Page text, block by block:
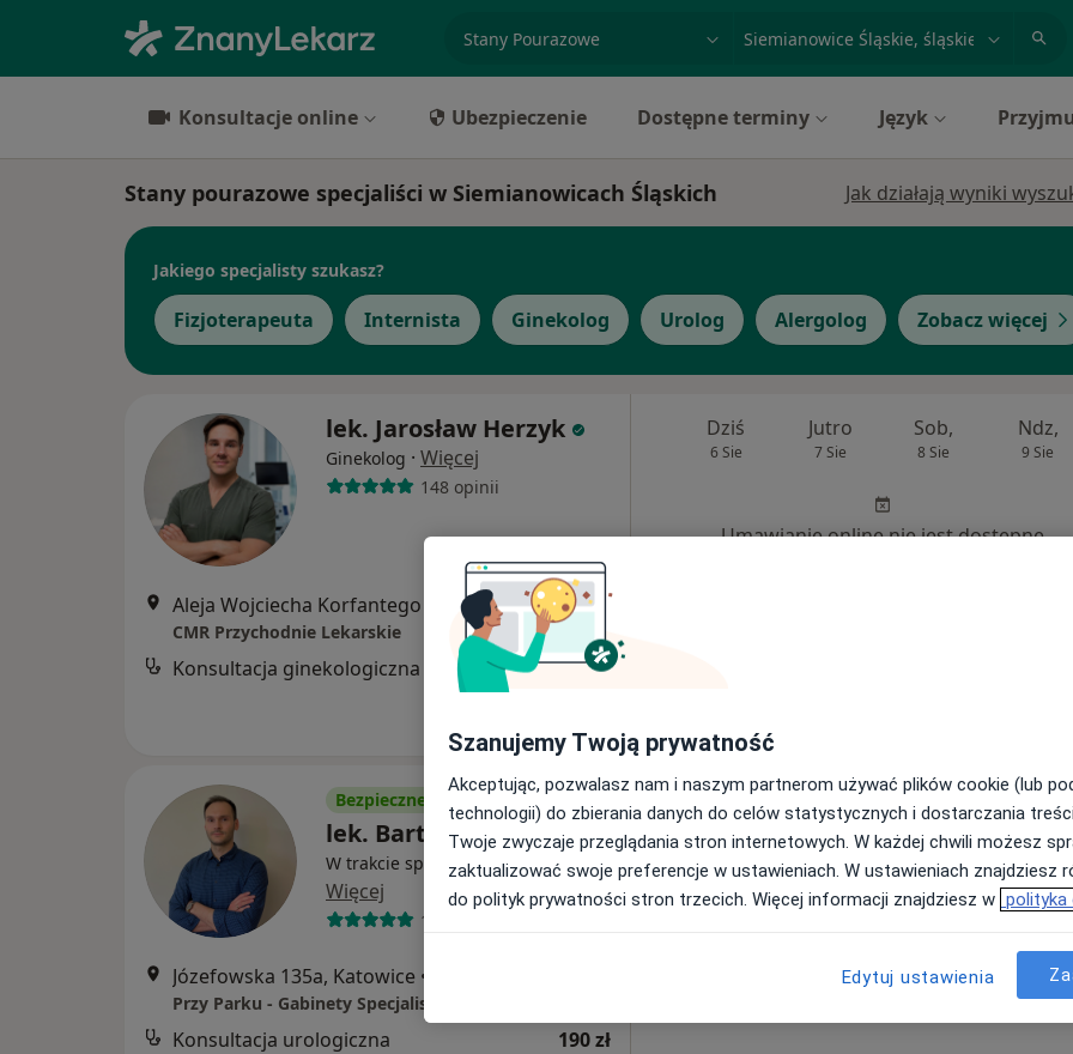
miasto lub dzielnica
Konsultacje online Ubezpieczenie Dostępne terminy Język
Stany pourazowe specjaliści w Siemianowicach Śląskich Jak działają wyniki
Jakiego specjalisty szukasz?
Fizjoterapeuta Internista Ginekolog Urolog Alergolog Zobacz więcej
lek. Jarosław Herzyk
Ginekolog · Więcej
148 opinii
Aleja Wojciecha Korfantego 138, Katowice • Mapa
CMR Przychodnie Lekarskie
Konsultacja ginekologiczna 250 zł
Dziś
6 Sie
Jutro
7 Sie
Sob,
8 Sie
Ndz,
9 Sie
Umawianie online nie jest dostępne
Bezpieczne płatności
lek. Bartosz Bujała
W trakcie specjalizacji (Urolog)·
Więcej
19 opinii
Józefowska 135a, Katowice •
Przy Parku - Gabinety Specjalistyczne
Konsultacja urologiczna 190 zł
Dziś
6 Sie
Jutro
7 Sie
Sob,
8 Sie
Ndz,
9 Sie
Umawianie online nie jest dostępne
Szanujemy Twoją prywatność
Akceptując, pozwalasz nam i naszym partnerom używać plików cookie (lub
technologii) do zbierania danych do celów statystycznych i dostarczania
Twoje zwyczaje przeglądania stron internetowych. W każdej chwili możesz
zaktualizować swoje preferencje w ustawieniach. W ustawieniach znajdziesz
do polityk prywatności stron trzecich. Więcej informacji znajdziesz w polityka
Edytuj ustawienia